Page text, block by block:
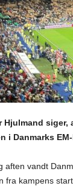
Hjulmand
i Danmarks
aften vandt
fra kampens start.